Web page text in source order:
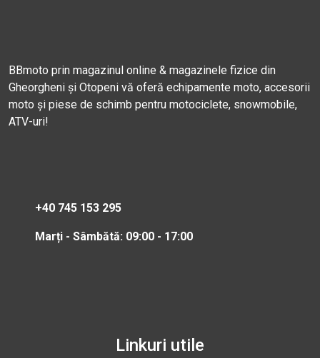
BBmoto prin magazinul online & magazinele fizice din
Gheorgheni și Otopeni vă oferă echipamente moto, accesorii
moto și piese de schimb pentru motociclete, snowmobile,
ATV-uri!
+40 745 153 295
Marți - Sâmbătă: 09:00 - 17:00
Linkuri utile